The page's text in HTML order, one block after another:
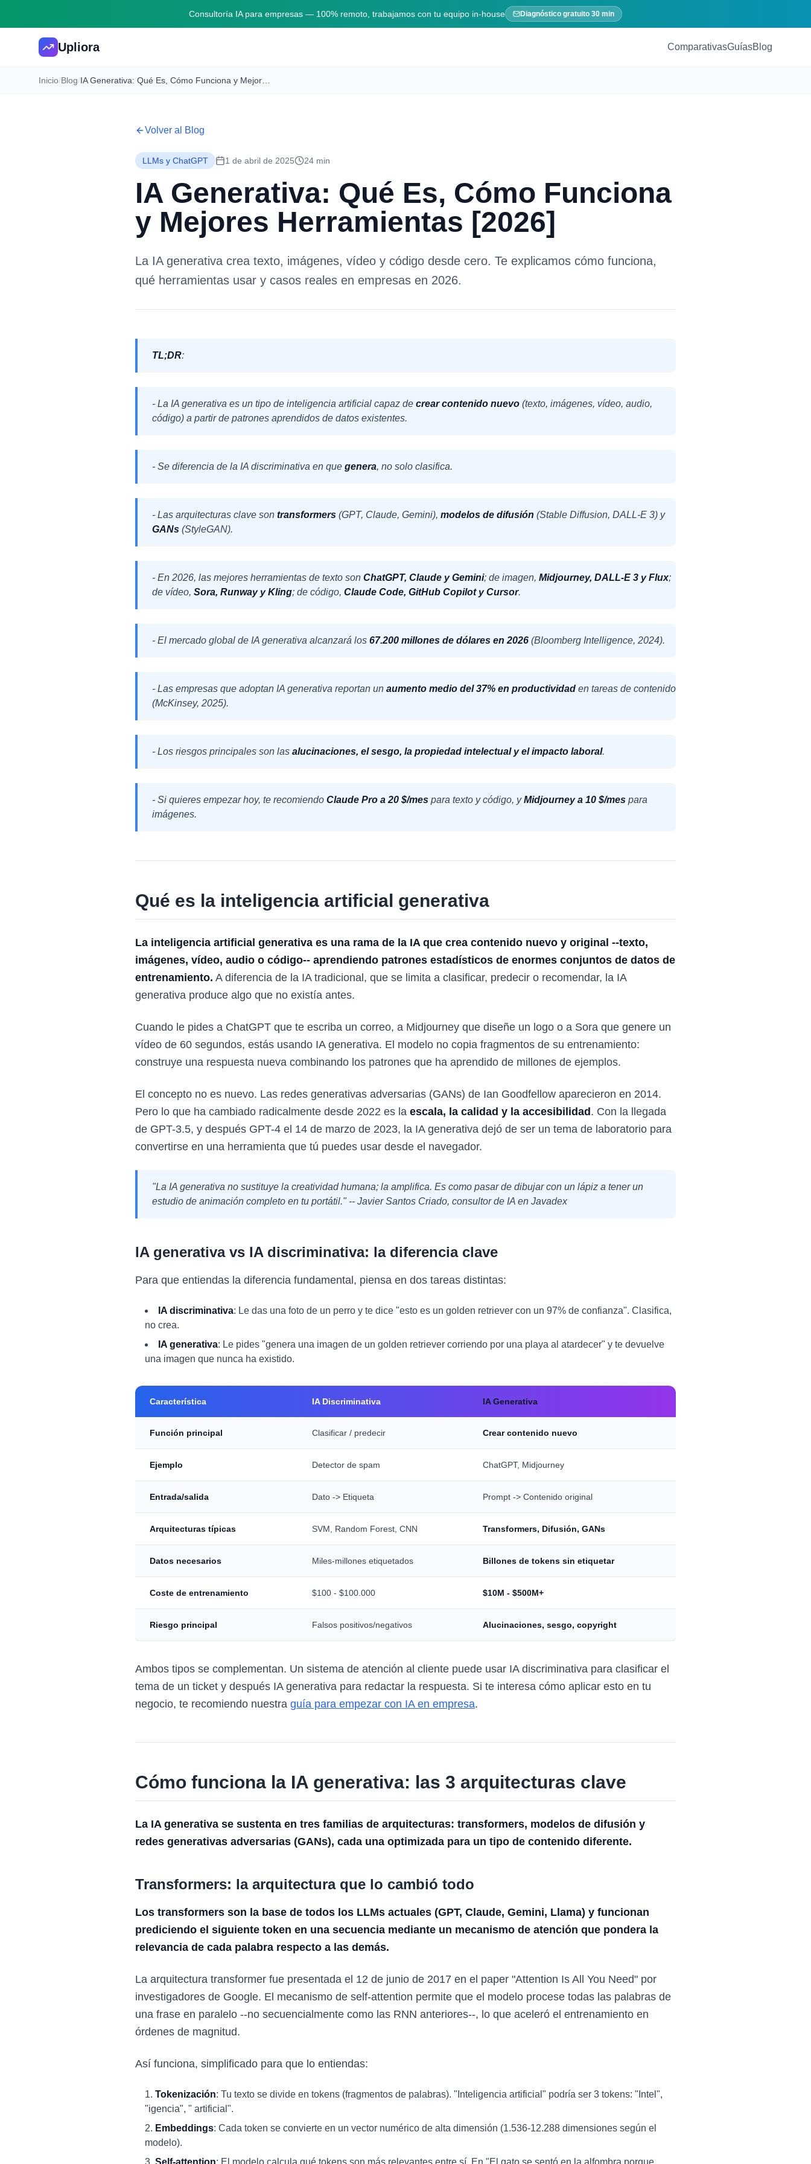
Consultoría IA para empresas — 100% remoto, trabajamos con tu equipo in-house Diagnóstico gratuito 30 min
Upliora ComparativasGuíasBlog
Inicio/Blog/
Volver al Blog
LLMs y ChatGPT 1 de abril de 2025 24 min
IA Generativa: Qué Es, Cómo Funciona
y Mejores Herramientas [2026]
La IA generativa crea texto, imágenes, vídeo y código desde cero. Te explicamos cómo funciona,
qué herramientas usar y casos reales en empresas en 2026.
TL;DR:
- La IA generativa es un tipo de inteligencia artificial capaz de crear contenido nuevo (texto, imágenes, vídeo, audio,
código) a partir de patrones aprendidos de datos existentes.
- Se diferencia de la IA discriminativa en que genera, no solo clasifica.
- Las arquitecturas clave son transformers (GPT, Claude, Gemini), modelos de difusión (Stable Diffusion, DALL-E 3) y
GANs (StyleGAN).
- En 2026, las mejores herramientas de texto son ChatGPT, Claude y Gemini; de imagen, Midjourney, DALL-E 3 y Flux;
de vídeo, Sora, Runway y Kling; de código, Claude Code, GitHub Copilot y Cursor.
- El mercado global de IA generativa alcanzará los 67.200 millones de dólares en 2026 (Bloomberg Intelligence, 2024).
- Las empresas que adoptan IA generativa reportan un aumento medio del 37% en productividad en tareas de contenido
(McKinsey, 2025).
- Los riesgos principales son las alucinaciones, el sesgo, la propiedad intelectual y el impacto laboral.
- Si quieres empezar hoy, te recomiendo Claude Pro a 20 $/mes para texto y código, yMidjourney a 10 $/mes para
imágenes.
Qué es la inteligencia artificial generativa
La inteligencia artificial generativa es una rama de la IA que crea contenido nuevo y original --texto,
imágenes, vídeo, audio o código-- aprendiendo patrones estadísticos de enormes conjuntos de datos de
entrenamiento. A diferencia de la IA tradicional, que se limita a clasificar, predecir o recomendar, la IA
generativa produce algo que no existía antes.
Cuando le pides a ChatGPT que te escriba un correo, a Midjourney que diseñe un logo o a Sora que genere un
vídeo de 60 segundos, estás usando IA generativa. El modelo no copia fragmentos de su entrenamiento:
construye una respuesta nueva combinando los patrones que ha aprendido de millones de ejemplos.
El concepto no es nuevo. Las redes generativas adversarias (GANs) de Ian Goodfellow aparecieron en 2014.
Pero lo que ha cambiado radicalmente desde 2022 es la escala, la calidad y la accesibilidad . Con la llegada
de GPT-3.5, y después GPT-4 el 14 de marzo de 2023, la IA generativa dejó de ser un tema de laboratorio para
convertirse en una herramienta que tú puedes usar desde el navegador.
"La IA generativa no sustituye la creatividad humana; la amplifica. Es como pasar de dibujar con un lápiz a tener un
estudio de animación completo en tu portátil." -- Javier Santos Criado, consultor de IA en Javadex
IA generativa vs IA discriminativa: la diferencia clave
Para que entiendas la diferencia fundamental, piensa en dos tareas distintas:
IA discriminativa: Le das una foto de un perro y te dice "esto es un golden retriever con un 97% de confianza". Clasifica,
no crea.
IA generativa: Le pides "genera una imagen de un golden retriever corriendo por una playa al atardecer" y te devuelve
una imagen que nunca ha existido.
Característica IA Discriminativa IA Generativa
Función principal Clasificar / predecir Crear contenido nuevo
Ejemplo Detector de spam ChatGPT, Midjourney
Entrada/salida Dato -> Etiqueta Prompt -> Contenido original
Arquitecturas típicas SVM, Random Forest, CNN Transformers, Difusión, GANs
Datos necesarios Miles-millones etiquetados Billones de tokens sin etiquetar
Coste de entrenamiento $100 - $100.000 $10M - $500M+
Riesgo principal Falsos positivos/negativos Alucinaciones, sesgo, copyright
Ambos tipos se complementan. Un sistema de atención al cliente puede usar IA discriminativa para clasificar el
tema de un ticket y después IA generativa para redactar la respuesta. Si te interesa cómo aplicar esto en tu
negocio, te recomiendo nuestra guía para empezar con IA en empresa.
Cómo funciona la IA generativa: las 3 arquitecturas clave
La IA generativa se sustenta en tres familias de arquitecturas: transformers, modelos de difusión y
redes generativas adversarias (GANs), cada una optimizada para un tipo de contenido diferente.
Transformers: la arquitectura que lo cambió todo
Los transformers son la base de todos los LLMs actuales (GPT, Claude, Gemini, Llama) y funcionan
prediciendo el siguiente token en una secuencia mediante un mecanismo de atención que pondera la
relevancia de cada palabra respecto a las demás.
La arquitectura transformer fue presentada el 12 de junio de 2017 en el paper "Attention Is All You Need" por
investigadores de Google. El mecanismo de self-attention permite que el modelo procese todas las palabras de
una frase en paralelo --no secuencialmente como las RNN anteriores--, lo que aceleró el entrenamiento en
órdenes de magnitud.
Así funciona, simplificado para que lo entiendas:
Tokenización: Tu texto se divide en tokens (fragmentos de palabras). "Inteligencia artificial" podría ser 3 tokens: "Intel",
"igencia", " artificial".
Embeddings: Cada token se convierte en un vector numérico de alta dimensión (1.536-12.288 dimensiones según el
modelo).
Self-attention: El modelo calcula qué tokens son más relevantes entre sí. En "El gato se sentó en la alfombra porque